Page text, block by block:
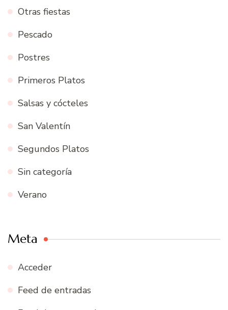
Otras fiestas
Pescado
Postres
Primeros Platos
Salsas y cócteles
San Valentín
Segundos Platos
Sin categoría
Verano
Meta
Acceder
Feed de entradas